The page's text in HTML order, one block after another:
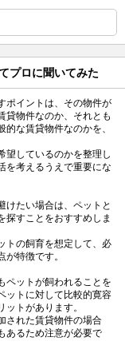
プロに聞いてみた
ポイントは、その物件が
貸物件なのか、それとも
な賃貸物件なのかを、
望しているのかを整理し
を考えるうえで重要にな
けたい場合は、ペットと
探すことをおすすめしま
トの飼育を想定して、必
が特徴です。
ペットが飼われることを
ットに対して比較的寛容
ットがあります。
された賃貸物件の場合
あるため注意が必要で